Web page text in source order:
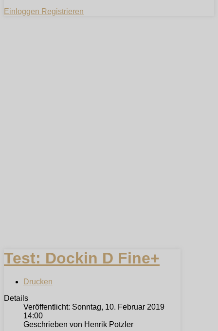
Einloggen Registrieren
Test: Dockin D Fine+
Drucken
Details
Veröffentlicht: Sonntag, 10. Februar 2019
14:00
Geschrieben von Henrik Potzler